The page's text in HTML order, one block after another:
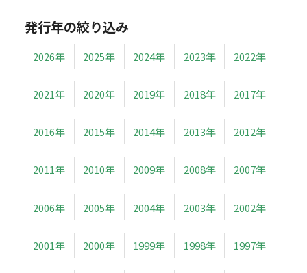
発行年の絞り込み
2026年 2025年 2024年 2023年 2022年
2021年 2020年 2019年 2018年 2017年
2016年 2015年 2014年 2013年 2012年
2011年 2010年 2009年 2008年 2007年
2006年 2005年 2004年 2003年 2002年
2001年 2000年 1999年 1998年 1997年